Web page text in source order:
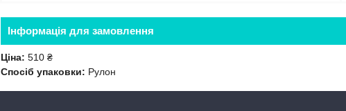
Інформація для замовлення
Ціна: 510 ₴
Спосіб упаковки: Рулон